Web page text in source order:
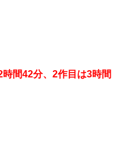
時間42分、2作目は3時間